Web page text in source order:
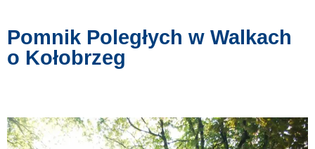
Pomnik Poległych w Walkach
o Kołobrzeg